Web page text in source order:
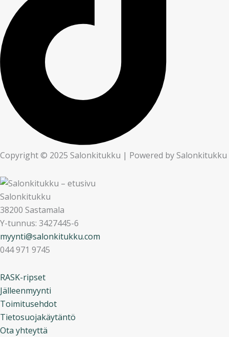
Copyright © 2025 Salonkitukku | Powered by Salonkitukku
Salonkitukku
38200 Sastamala
Y-tunnus: 3427445-6
myynti@salonkitukku.com
044 971 9745
RASK-ripset
Jälleenmyynti
Toimitusehdot
Tietosuojakäytäntö
Ota yhteyttä